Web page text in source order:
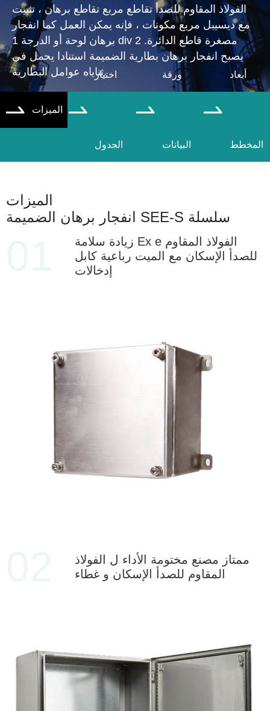
الفولاذ المقاوم للصدأ تقاطع مربع تقاطع برهان ، تثبيت
مع ديسيبل مربع مكونات ، فإنه يمكن العمل كما انفجار
برهان لوحة أو الدرجة 1 div 2 مصغرة قاطع الدائرة.
يصبح انفجار برهان بطارية الضميمة استنادا يحمل في
ثناياه عوامل البطارية.
 الميزات 
اختيار
الجدول

ورقة
البيانات

أبعاد
المخطط
الميزات
انفجار برهان الضميمة SEE-S سلسلة
زيادة سلامة Ex e الفولاذ المقاوم
للصدأ الإسكان مع الميت رباعية كابل
إدخالات
ممتاز مصنع مختومة الأداء ل الفولاذ
المقاوم للصدأ الإسكان و غطاء